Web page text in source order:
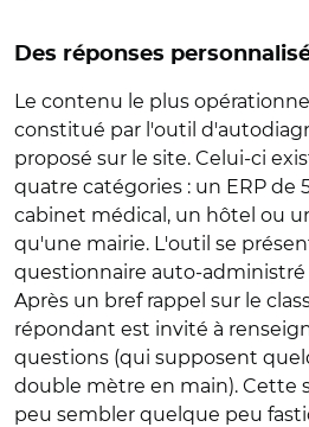
Des réponses
Le contenu le plus
constitué par l'outil
proposé sur le site. Celui-ci
quatre catégories : un ERP de
cabinet médical, un hôtel ou
qu'une mairie. L'outil se
questionnaire auto-administré
Après un bref rappel sur le
répondant est invité à
questions (qui supposent
double mètre en main). Cette
peu sembler quelque peu